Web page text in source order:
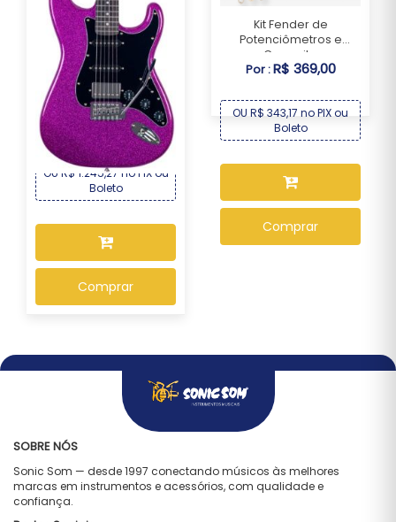
Guitarra Seizi Fun Katana
Musashi HSS ...
Por :R$ 1.339,00
OU R$ 1.245,27 no PIX ou
Boleto
Comprar
Kit Fender de
Potenciômetros e
Capacit...
Por :R$ 369,00
OU R$ 343,17 no PIX ou
Boleto
Comprar
SOBRE NÓS
Sonic Som — desde 1997 conectando músicos às melhores
marcas em instrumentos e acessórios, com qualidade e
confiança.